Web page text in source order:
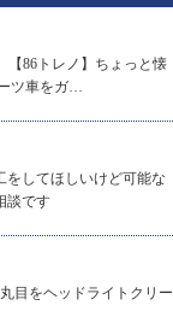
【86トレノ】ちょっと懐
ツ車をガ…
をしてほしいけど可能な
談です
丸目をヘッドライトクリー